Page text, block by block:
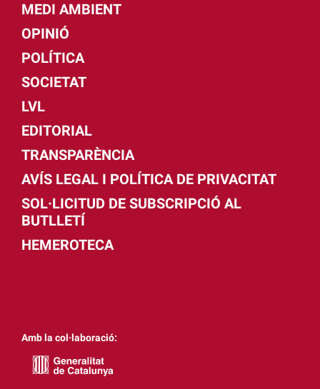
MEDI AMBIENT
OPINIÓ
POLÍTICA
SOCIETAT
LVL
EDITORIAL
TRANSPARÈNCIA
AVÍS LEGAL I POLÍTICA DE PRIVACITAT
SOL·LICITUD DE SUBSCRIPCIÓ AL
BUTLLETÍ
HEMEROTECA
Amb la col·laboració: